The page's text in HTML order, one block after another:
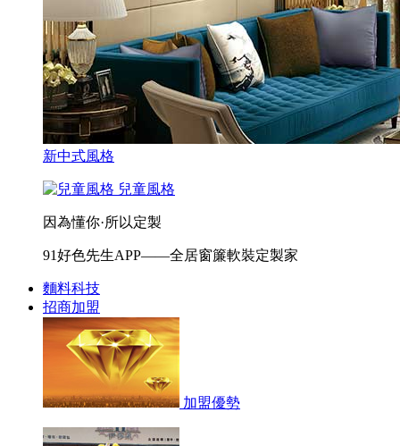
新中式風格
兒童風格
因為懂你·所以定製
91好色先生APP——全居窗簾軟裝定製家
麵料科技
招商加盟
加盟優勢